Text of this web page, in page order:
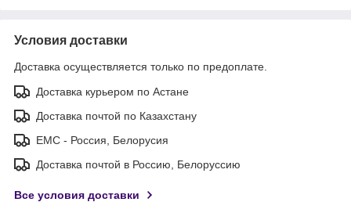
Условия доставки
Доставка осуществляется только по предоплате.
Доставка курьером по Астане
Доставка почтой по Казахстану
ЕМС - Россия, Белорусия
Доставка почтой в Россию, Белоруссию
Все условия доставки